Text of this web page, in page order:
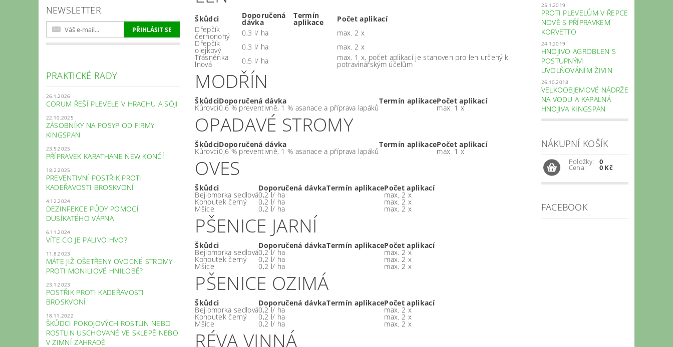
NEWSLETTER
PRAKTICKÉ RADY
26.1.2026
CORUM ŘEŠÍ PLEVELE V HRACHU A SÓJI
22.10.2025
ZÁSOBNÍKY NA POSYP OD FIRMY
KINGSPAN
23.5.2025
PŘÍPRAVEK KARATHANE NEW KONČÍ
18.2.2025
PREVENTIVNÍ POSTŘIK PROTI
KADEŘAVOSTI BROSKVONÍ
4.12.2024
DEZINFEKCE PŮDY POMOCÍ
DUSÍKATÉHO VÁPNA
6.11.2024
VÍTE CO JE PALIVO HVO?
11.8.2023
MÁTE JIŽ OŠETŘENY OVOCNÉ STROMY
PROTI MONILIOVÉ HNILOBĚ?
23.1.2023
POSTŘIK PROTI KADEŘAVOSTI
BROSKVONÍ
18.11.2022
ŠKŮDCI POKOJOVÝCH ROSTLIN NEBO
ROSTLIN USCHOVANÉ VE SKLEPĚ NEBO
V ZIMNÍ ZAHRADĚ
Škůdci Doporučená
dávka
Termín
aplikace
Počet aplikací
Dřepčík
černonohý 0,3 l/ ha
max. 2 x
Dřepčík
olejkový 0,3 l/ ha
max. 2 x
Třásněnka
lnová 0,5 l/ ha max. 1 x, počet aplikací je stanoven pro len určený k
potravinářským účelům
MODŘÍN
ŠkůdciDoporučená dávka Termín aplikacePočet aplikací
Kůrovci0,6 % preventivně, 1 % asanace a příprava lapáků max. 1 x
OPADAVÉ STROMY
ŠkůdciDoporučená dávka Termín aplikacePočet aplikací
Kůrovci0,6 % preventivně, 1 % asanace a příprava lapáků max. 1 x
OVES
Škůdci Doporučená dávkaTermín aplikacePočet aplikací
Bejlomorka sedlová0,2 l/ ha max. 2 x
Kohoutek černý 0,2 l/ ha max. 2 x
Mšice 0,2 l/ ha max. 2 x
PŠENICE JARNÍ
Škůdci Doporučená dávkaTermín aplikacePočet aplikací
Bejlomorka sedlová0,2 l/ ha max. 2 x
Kohoutek černý 0,2 l/ ha max. 2 x
Mšice 0,2 l/ ha max. 2 x
PŠENICE OZIMÁ
Škůdci Doporučená dávkaTermín aplikacePočet aplikací
Bejlomorka sedlová0,2 l/ ha max. 2 x
Kohoutek černý 0,2 l/ ha max. 2 x
Mšice 0,2 l/ ha max. 2 x
RÉVA VINNÁ
25.1.2019
PROTI PLEVELŮM V ŘEPCE
NOVĚ S PŘÍPRAVKEM
KORVETTO
24.1.2019
HNOJIVO AGROBLEN S
POSTUPNÝM
UVOLŇOVÁNÍM ŽIVIN
26.10.2018
VELKOOBJEMOVÉ NÁDRŽE
NA VODU A KAPALNÁ
HNOJIVA KINGSPAN
NÁKUPNÍ KOŠÍK
Položky:
Cena:
0
0 Kč
FACEBOOK